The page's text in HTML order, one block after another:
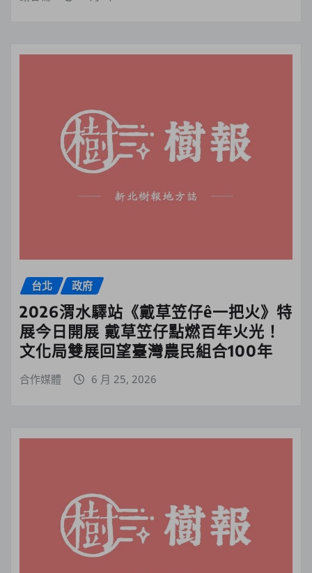
台北 政府
2026渭水驛站《戴草笠仔ê一把火》特
展今日開展 戴草笠仔點燃百年火光！
文化局雙展回望臺灣農民組合100年
合作媒體 6 月 25, 2026